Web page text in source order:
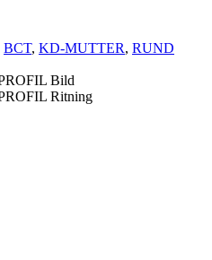
BCT, KD-MUTTER, RUND